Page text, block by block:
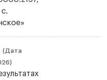
(Дата